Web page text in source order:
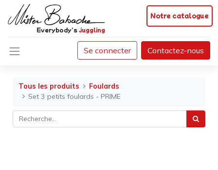
Notre catalogue
Everybody'sjuggling
Se connecter Contactez-nous
Tous les produits
Foulards
Set 3 petits foulards - PRIME